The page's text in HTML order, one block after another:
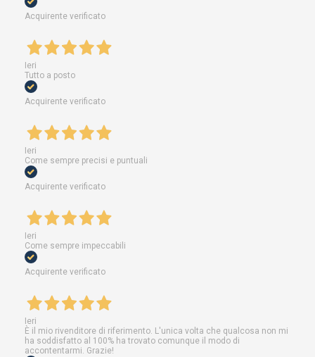
Acquirente verificato
Ieri
Tutto a posto
Acquirente verificato
Ieri
Come sempre precisi e puntuali
Acquirente verificato
Ieri
Come sempre impeccabili
Acquirente verificato
Ieri
È il mio rivenditore di riferimento. L'unica volta che qualcosa non mi
ha soddisfatto al 100% ha trovato comunque il modo di
accontentarmi. Grazie!